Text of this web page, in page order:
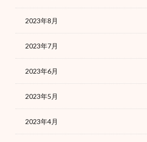
2023年8月
2023年7月
2023年6月
2023年5月
2023年4月